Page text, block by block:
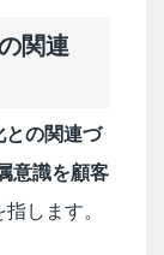
関連
との関連づ
意識を顧客
指します。